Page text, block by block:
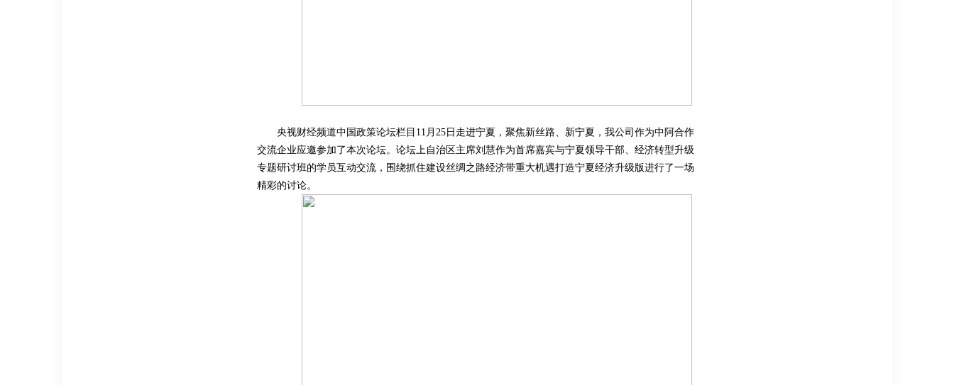
央视财经频道中国政策论坛栏目11月25日走进宁夏，聚焦新丝路、新宁夏，我公司作为中阿合作
交流企业应邀参加了本次论坛。论坛上自治区主席刘慧作为首席嘉宾与宁夏领导干部、经济转型升级
专题研讨班的学员互动交流，围绕抓住建设丝绸之路经济带重大机遇打造宁夏经济升级版进行了一场
精彩的讨论。